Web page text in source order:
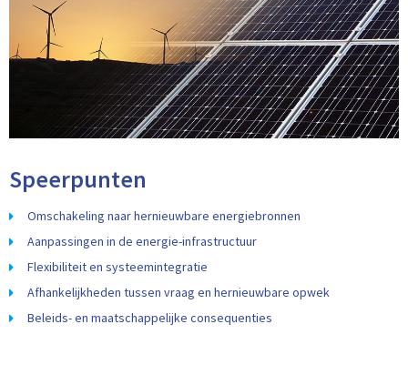
Speerpunten
Omschakeling naar hernieuwbare energiebronnen
Aanpassingen in de energie-infrastructuur
Flexibiliteit en systeemintegratie
Afhankelijkheden tussen vraag en hernieuwbare opwek
Beleids- en maatschappelijke consequenties